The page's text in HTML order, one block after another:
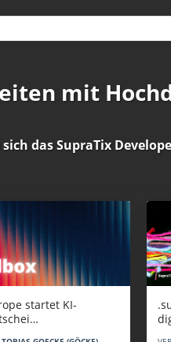
mit
dasSupraTix
startet KI-